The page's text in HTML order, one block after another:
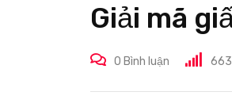
Giải mã
0 Bình luận 663